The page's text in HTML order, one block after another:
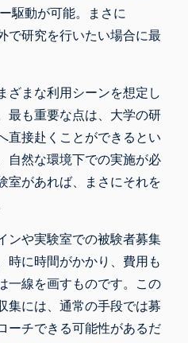
駆動が可能。まさに
で研究を行いたい場合に最
ざまな利用シーンを想定し
最も重要な点は、大学の研
直接赴くことができるとい
自然な環境下での実施が必
室があれば、まさにそれを
ンや実験室での被験者募集
時に時間がかかり、費用も
一線を画すものです。この
集には、通常の手段では募
ーチできる可能性があるだ